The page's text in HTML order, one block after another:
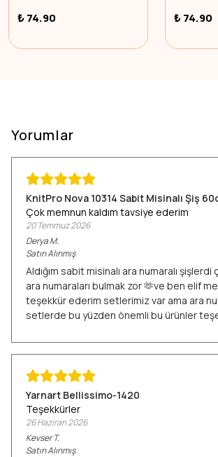
₺ 74.90 ₺ 74.90
Yorumlar
KnitPro Nova 10314 Sabit Misinalı Şiş
Çok memnun kaldım tavsiye ederim
20 Temmuz 2026
DeryaM.
Satın Alınmış
Aldığım sabit misinalı ara numaralı
ara numaraları bulmak zor 🫶ve ben elif
teşekkür ederim setlerimiz var ama ara
setlerde bu yüzden önemli bu ürünler
Yarnart Bellissimo-1420
Teşekkürler
26 Haziran 2026
Kevser T.
Satın Alınmış